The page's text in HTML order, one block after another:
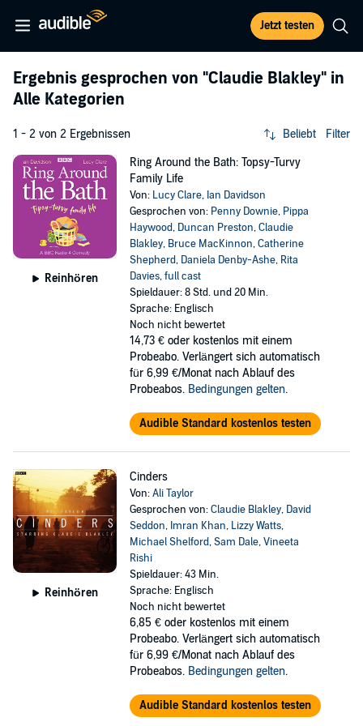
Jetzt testen
Ergebnis gesprochen von "Claudie Blakley" in
Alle Kategorien
1 - 2 von 2 Ergebnissen Beliebt Filter
Reinhören
Ring Around the Bath: Topsy-Turvy
Family Life
Von: Lucy Clare, Ian Davidson
Gesprochen von: Penny Downie, Pippa
Haywood, Duncan Preston,Claudie
Blakley, Bruce MacKinnon,Catherine
Shepherd, Daniela Denby-Ashe, Rita
Davies,full cast
Spieldauer: 8 Std. und 20 Min.
Sprache: Englisch
Noch nicht bewertet
14,73 € oder kostenlos mit einem
Probeabo. Verlängert sich automatisch
für 6,99 €/Monat nach Ablauf des
Probeabos. Bedingungen gelten.
Audible Standard kostenlos testen
Reinhören
Cinders
Von:Ali Taylor
Gesprochen von:Claudie Blakley, David
Seddon, Imran Khan, Lizzy Watts,
Michael Shelford,Sam Dale,Vineeta
Rishi
Spieldauer: 43 Min.
Sprache: Englisch
Noch nicht bewertet
6,85 € oder kostenlos mit einem
Probeabo. Verlängert sich automatisch
für 6,99 €/Monat nach Ablauf des
Probeabos. Bedingungen gelten.
Audible Standard kostenlos testen